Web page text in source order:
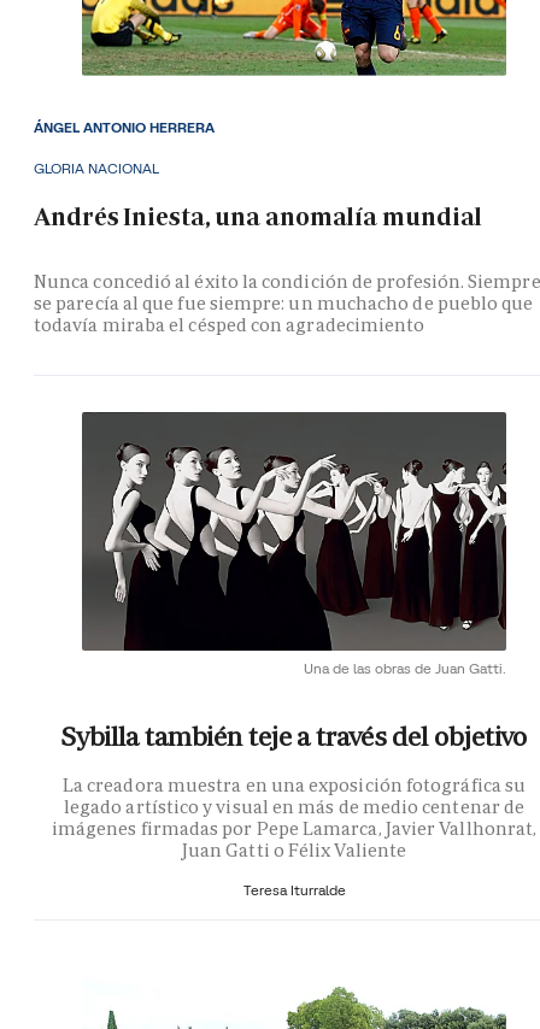
GLORIA NACIONAL
Andrés Iniesta, una anomalía mundial
Nunca concedió al éxito la condición de profesión. Siempre
se parecía al que fue siempre: un muchacho de pueblo que
todavía miraba el césped con agradecimiento
ÁNGEL ANTONIO HERRERA
Una de las obras de Juan Gatti.
Sybilla también teje a través del objetivo
La creadora muestra en una exposición fotográfica su
legado artístico y visual en más de medio centenar de
imágenes firmadas por Pepe Lamarca, Javier Vallhonrat,
Juan Gatti o Félix Valiente
Teresa Iturralde